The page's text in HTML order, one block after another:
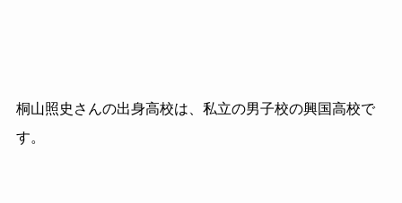
桐山照史さんの出身高校は、私立の男子校の興国高校で
す。